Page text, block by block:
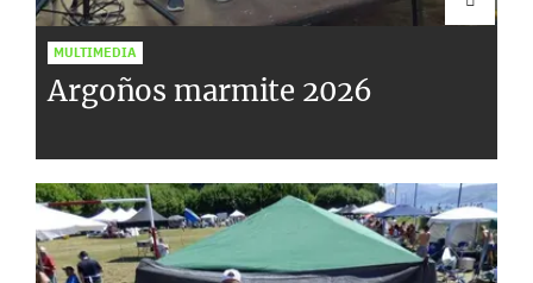
MULTIMEDIA
Argoños marmite 2026